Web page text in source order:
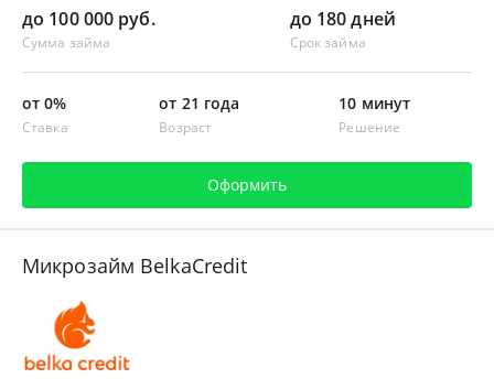
до 100 000 руб.
Сумма займа
до 180 дней
Срок займа
от 0%
Ставка
от 21 года
Возраст
10 минут
Решение
Оформить
Микрозайм BelkaCredit